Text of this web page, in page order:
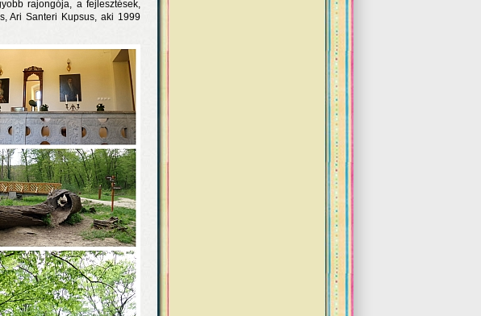
rajongója, a fejlesztések,
Ari Santeri Kupsus, aki 1999